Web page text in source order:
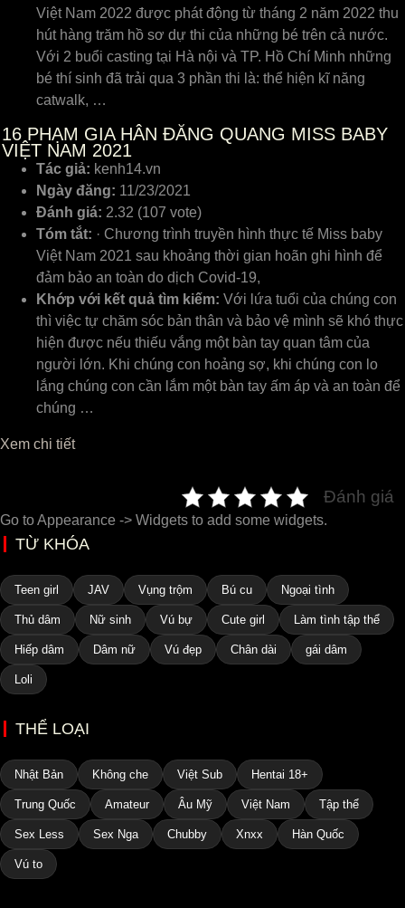
Việt Nam 2022 được phát động từ tháng 2 năm 2022 thu
hút hàng trăm hồ sơ dự thi của những bé trên cả nước.
Với 2 buổi casting tại Hà nội và TP. Hồ Chí Minh những
bé thí sinh đã trải qua 3 phần thi là: thể hiện kĩ năng
catwalk, …
16 PHẠM GIA HÂN ĐĂNG QUANG MISS BABY
VIỆT NAM 2021
Tác giả: kenh14.vn
Ngày đăng: 11/23/2021
Đánh giá: 2.32 (107 vote)
Tóm tắt: · Chương trình truyền hình thực tế Miss baby
Việt Nam 2021 sau khoảng thời gian hoãn ghi hình để
đảm bảo an toàn do dịch Covid-19,
Khớp với kết quả tìm kiếm: Với lứa tuổi của chúng con
thì việc tự chăm sóc bản thân và bảo vệ mình sẽ khó thực
hiện được nếu thiếu vắng một bàn tay quan tâm của
người lớn. Khi chúng con hoảng sợ, khi chúng con lo
lắng chúng con cần lắm một bàn tay ấm áp và an toàn để
chúng …
Xem chi tiết
Đánh giá
Go to Appearance -> Widgets to add some widgets.
TỪ KHÓA
Teen girl JAV Vụng trộm Bú cu Ngoại tình
Thủ dâm Nữ sinh Vú bự Cute girl Làm tình tập thể
Hiếp dâm Dâm nữ Vú đẹp Chân dài gái dâm
Loli
THỂ LOẠI
Nhật Bản Không che Việt Sub Hentai 18+
Trung Quốc Amateur Âu Mỹ Việt Nam Tập thể
Sex Less Sex Nga Chubby Xnxx Hàn Quốc
Vú to